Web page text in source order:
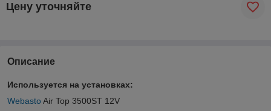
Цену уточняйте
Описание
Используется на установках:
Webasto Air Top 3500ST 12V